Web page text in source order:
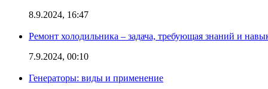
8.9.2024, 16:47
Ремонт холодильника – задача, требующая знаний и
7.9.2024, 00:10
Генераторы: виды и применение